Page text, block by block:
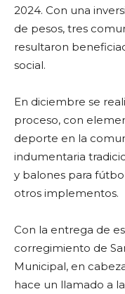
2024. Con una
de pesos, tres
resultaron
social.
En diciembre se
proceso, con
deporte en la
indumentaria
y balones para
otros implementos.
Con la entrega de
corregimiento de
Municipal, en
hace un llamado a